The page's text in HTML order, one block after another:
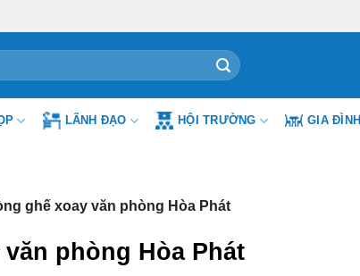
LÃNH ĐẠO HỘI TRƯỜNG GIA ĐÌNH
ghế xoay văn phòng Hòa Phát
phòng Hòa Phát